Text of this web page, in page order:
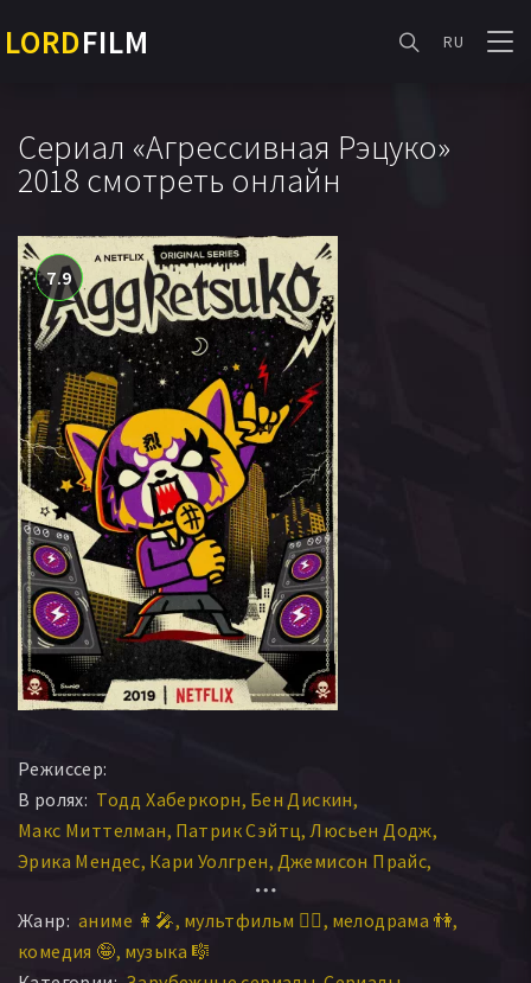
LORDFILM RU
Сериал «Агрессивная Рэцуко»
2018 смотреть онлайн
7.9
Режиссер:
В ролях: Тодд Хаберкорн Бен Дискин
Макс Миттелман Патрик Сэйтц Люсьен Додж
Эрика Мендес Кари Уолгрен Джемисон Прайс
Роджер Крэйг Смит
Мисти Ли Каорип Комэгуми Коивасаки Маки Цурута
Сота Араи Рина Иноэ
Жанр: аниме 👩‍🎤 мультфильм 🧚‍♀️ мелодрама 👫
комедия 🤪 музыка 🎼